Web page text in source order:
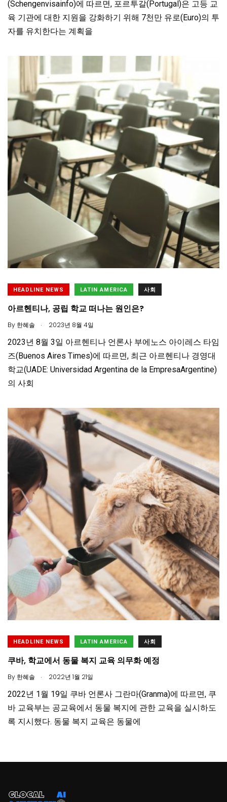
(Schengenvisainfo)에 따르면, 포르투갈(Portugal)은 고등 교
육 기관에 대한 지원을 강화하기 위해 7천만 유로(Euro)의 투
자를 유치한다는 계획을
HEADLINE NEWS LATIN AMERICA 사회
아르헨티나, 공립 학교 떠나는 원인은?
By 한혜솔 . 2023년 8월 4일
2023년 8월 3일 아르헨티나 언론사 부에노스 아이레스 타임
즈(Buenos Aires Times)에 따르면, 최근 아르헨티나 경영대
학교(UADE: Universidad Argentina de la EmpresaArgentine)
의 사회
HEADLINE NEWS LATIN AMERICA 사회
쿠바, 학교에서 동물 복지 교육 의무화 예정
By 한혜솔 . 2022년 1월 21일
2022년 1월 19일 쿠바 언론사 그란마(Granma)에 따르면, 쿠
바 교육부는 공교육에서 동물 복지에 관한 교육을 실시하도
록 지시했다. 동물 복지 교육은 동물에